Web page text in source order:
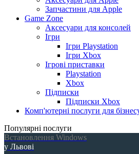
Запчастини для Apple
Game Zone
Аксесуари для консолей
Ігри
Ігри Playstation
Ігри Xbox
Ігрові приставки
Playstation
Xbox
Підписки
Підписки Xbox
Комп'ютерні послуги для
Популярні послуги
Встановлення Windows
у Львові